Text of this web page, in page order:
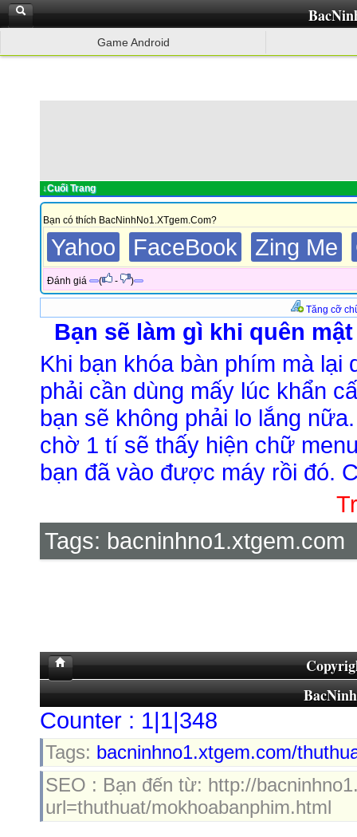
Game Android
↓Cuối Trang
Bạn có thích BacNinhNo1.XTgem.Com?
Yahoo FaceBook Zing Me
Đánh giá ( - )
Tăng cỡ
Bạn sẽ làm gì khi quên
Khi bạn khóa bàn phím mà lại
phải cần dùng mấy lúc khẩn
bạn sẽ không phải lo lắng
chờ 1 tí sẽ thấy hiện chữ
bạn đã vào được máy rồi đó.
Tags: bacninhno1.xtgem.com
Counter : 1|1|348
Tags: bacninhno1.xtgem.com/
SEO : Bạn đến từ: http://
url=thuthuat/mokhoabanphim.html